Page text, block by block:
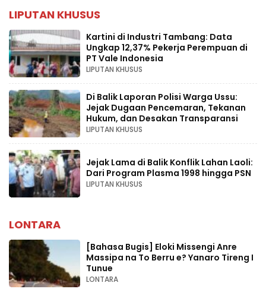
LIPUTAN KHUSUS
Kartini di Industri Tambang: Data
Ungkap 12,37% Pekerja Perempuan di
PT Vale Indonesia
LIPUTAN KHUSUS
Di Balik Laporan Polisi Warga Ussu:
Jejak Dugaan Pencemaran, Tekanan
Hukum, dan Desakan Transparansi
LIPUTAN KHUSUS
Jejak Lama di Balik Konflik Lahan Laoli:
Dari Program Plasma 1998 hingga PSN
LIPUTAN KHUSUS
LONTARA
[Bahasa Bugis] ‎Eloki Missengi Anre
Massipa na To Berru e? Yanaro Tireng I
Tunue
LONTARA